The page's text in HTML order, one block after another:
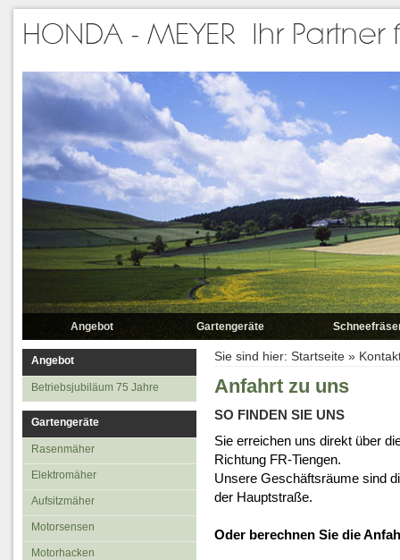
Angebot
Betriebsjubiläum 75 Jahre
Gartengeräte
Rasenmäher
Elektromäher
Aufsitzmäher
Motorsensen
Motorhacken
Heckenscheren
Angebot
Betriebsjubiläum 75 Jahre
Gartengeräte
Rasenmäher
Elektromäher
Aufsitzmäher
Motorsensen
Motorhacken
Sie sind hier: Startseite »
Anfahrt zu uns
SO FINDEN SIE UNS
Sie erreichen uns direkt über
Richtung FR-Tiengen.
Unsere Geschäftsräume sind
der Hauptstraße.
Oder berechnen Sie die